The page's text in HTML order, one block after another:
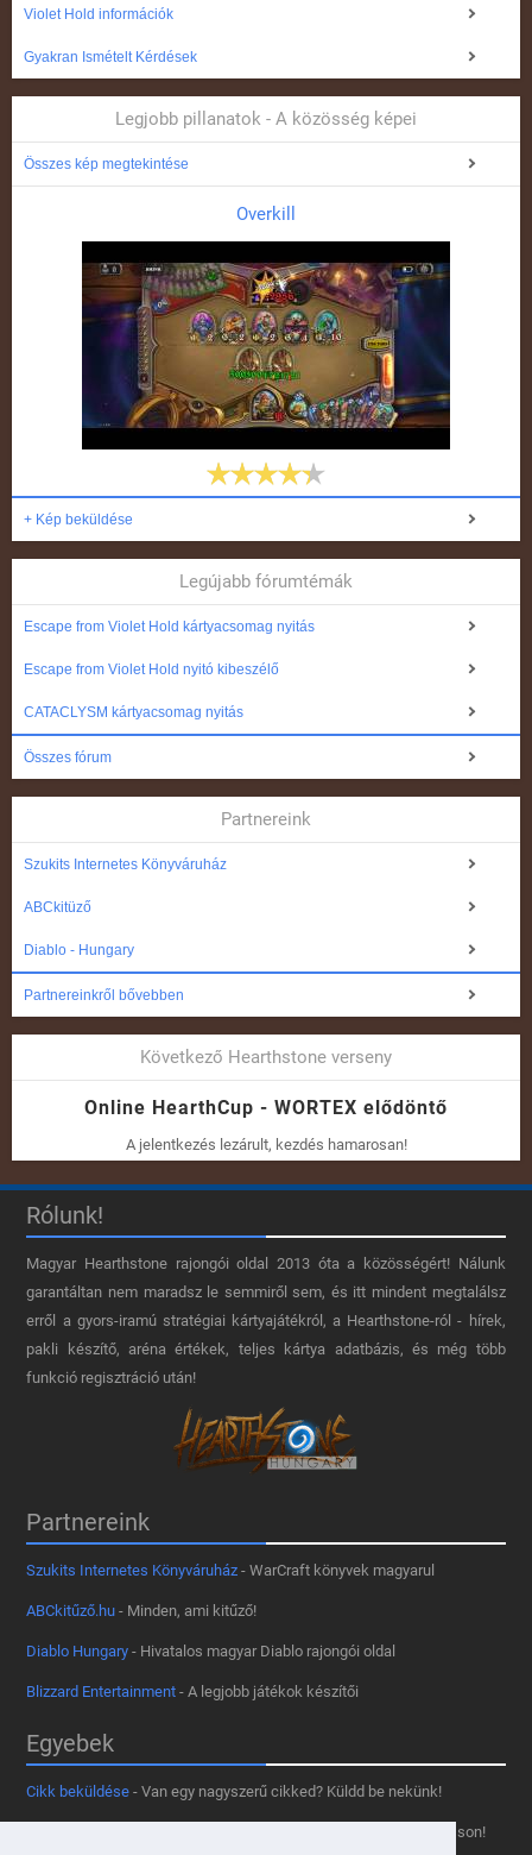
Violet Hold információk
Gyakran Ismételt Kérdések
Legjobb pillanatok - A közösség képei
Összes kép megtekintése
Overkill
+ Kép beküldése
Legújabb fórumtémák
Escape from Violet Hold kártyacsomag nyitás
Escape from Violet Hold nyitó kibeszélő
CATACLYSM kártyacsomag nyitás
Összes fórum
Partnereink
Szukits Internetes Könyváruház
ABCkitüző
Diablo - Hungary
Partnereinkről bővebben
Következő Hearthstone verseny
Online HearthCup - WORTEX elődöntő
A jelentkezés lezárult, kezdés hamarosan!
Rólunk!
Magyar Hearthstone​ rajongói oldal 2013 óta a közösségért! Nálunk
garantáltan nem maradsz le semmiről sem, és itt mindent megtalálsz
erről a gyors-iramú stratégiai kártyajátékról, a Hearthstone-ról - hírek,
pakli készítő, aréna értékek, teljes kártya adatbázis, és még több
funkció regisztráció után!
Partnereink
Szukits Internetes Könyváruház - WarCraft könyvek magyarul
ABCkitűző.hu - Minden, ami kitűző!
Diablo Hungary - Hivatalos magyar Diablo rajongói oldal
Blizzard Entertainment - A legjobb játékok készítői
Egyebek
Cikk beküldése - Van egy nagyszerű cikked? Küldd be nekünk!
- Tetszik az oldal? Segíts, hogy fennmaradhasson!